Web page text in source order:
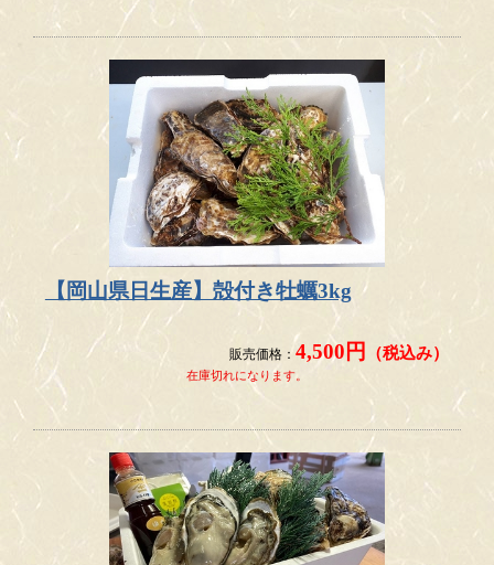
お客様に心から「満足のいく」牡蠣をお届けするため、生育
状況を慎重に見極め、
最高の成長時期を待ってから販売を再開したいと考えており
ます。
販売再開の目途が立ちましたら、改めて当ホームページ等で
お知らせいたします。
ご期待いただいているお客様にはご迷惑をおかけいたします
が、
何卒ご理解のほどお願い申し上げます。
【岡山県日生産】殻付き牡蠣3kg
販売価格：4,500円 （税込み）
在庫切れになります。